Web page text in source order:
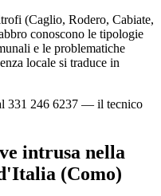
(Caglio, Rodero, Cabiate,
conoscono le tipologie
e le problematiche
locale si traduce in
331 246 6237 — il tecnico
intrusa nella
(Como)